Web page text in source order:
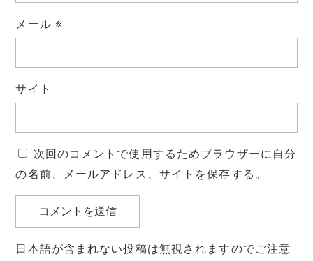
メール ※
サイト
次回のコメントで使用するためブラウザーに自分
の名前、メールアドレス、サイトを保存する。
日本語が含まれない投稿は無視されますのでご注意